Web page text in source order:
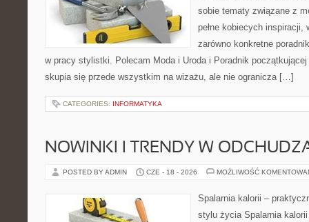
sobie tematy związane z
pełne kobiecych
zarówno konkretne
w pracy stylistki. Polecam Moda i Uroda i Poradnik
skupia się przede wszystkim na wizażu, ale nie ogranicza […]
CATEGORIES: INFORMATYKA
NOWINKI I TRENDY W
POSTED BY ADMIN CZE - 18 - 2026 MOŻLIWOŚĆ
Spalarnia kalorii –
stylu życia Spalarnia